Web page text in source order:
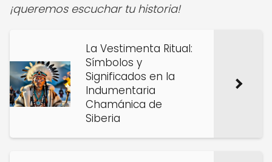
¡queremos escuchar tu historia!
La Vestimenta Ritual:
Símbolos y
Significados en la
Indumentaria
Chamánica de
Siberia